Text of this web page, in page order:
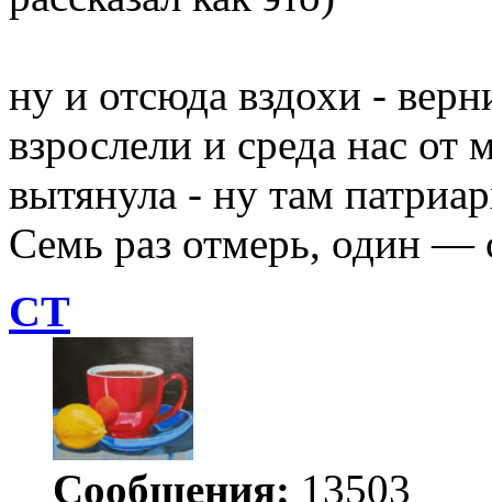
ну и отсюда вздохи -
взрослели и среда нас от
вытянула - ну там
Семь раз отмерь, один —
СТ
Сообщения: 13503